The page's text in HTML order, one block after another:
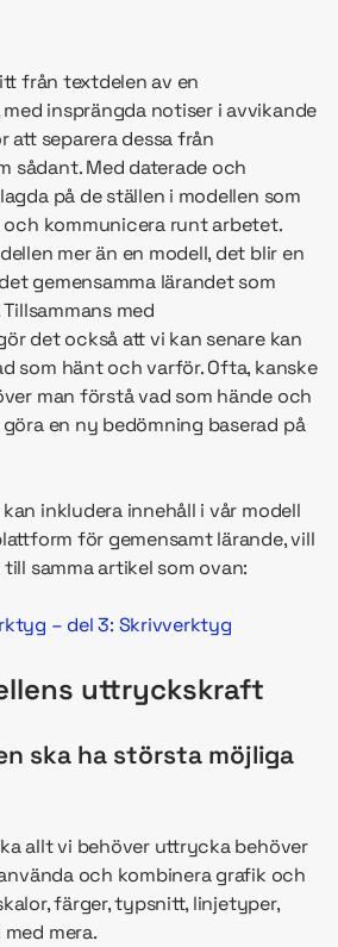
från textdelen av en
insprängda notiser i avvikande
separera dessa från
sådant. Med daterade och
på de ställen i modellen som
och kommunicera runt arbetet.
mer än en modell, det blir en
gemensamma lärandet som
med
det också att vi kan senare kan
som hänt och varför. Ofta, kanske
man förstå vad som hände och
en ny bedömning baserad på
inkludera innehåll i vår modell
för gemensamt lärande, vill
samma artikel som ovan:
– del 3: Skrivverktyg
uttryckskraft
ska ha största möjliga
allt vi behöver uttrycka behöver
och kombinera grafik och
färger, typsnitt, linjetyper,
mera.